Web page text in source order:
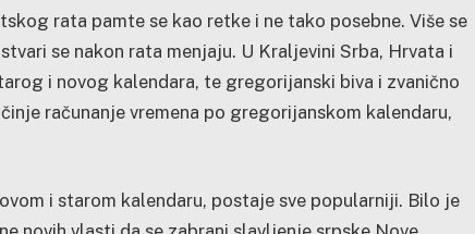
rata pamte se kao retke i ne tako posebne. Više se
se nakon rata menjaju. U Kraljevini Srba, Hrvata i
i novog kalendara, te gregorijanski biva i zvanično
računanje vremena po gregorijanskom kalendaru,
i starom kalendaru, postaje sve popularniji. Bilo je